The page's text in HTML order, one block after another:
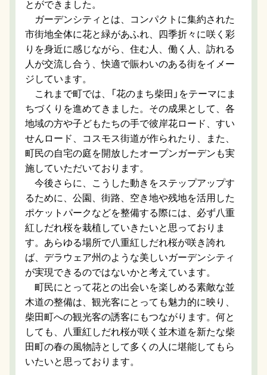
とができました。
ガーデンシティとは、コンパクトに集約された
市街地全体に花と緑があふれ、四季折々に咲く彩
りを身近に感じながら、住む人、働く人、訪れる
人が交流し合う、快適で賑わいのある街をイメー
ジしています。
これまで町では、「花のまち柴田」をテーマにま
ちづくりを進めてきました。その成果として、各
地域の方や子どもたちの手で彼岸花ロード、すい
せんロード、コスモス街道が作られたり、また、
町民の自宅の庭を開放したオープンガーデンも実
施していただいております。
今後さらに、こうした動きをステップアップす
るために、公園、街路、空き地や残地を活用した
ポケットパークなどを整備する際には、必ず八重
紅しだれ桜を栽植していきたいと思っておりま
す。あらゆる場所で八重紅しだれ桜が咲き誇れ
ば、デラウェア州のような美しいガーデンシティ
が実現できるのではないかと考えています。
町民にとって花との出会いを楽しめる素敵な並
木道の整備は、観光客にとっても魅力的に映り、
柴田町への観光客の誘客にもつながります。何と
しても、八重紅しだれ桜が咲く並木道を新たな柴
田町の春の風物詩として多くの人に堪能してもら
いたいと思っております。